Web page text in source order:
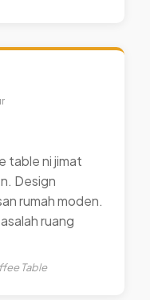
table ni jimat
Design
rumah moden.
ruang
Table